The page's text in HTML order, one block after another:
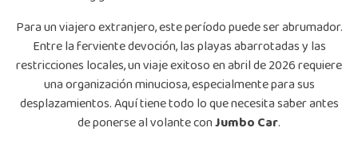
Para un viajero extranjero, este período puede ser abrumador.
Entre la ferviente devoción, las playas abarrotadas y las
restricciones locales, un viaje exitoso en abril de 2026 requiere
una organización minuciosa, especialmente para sus
desplazamientos. Aquí tiene todo lo que necesita saber antes
de ponerse al volante conJumbo Car.